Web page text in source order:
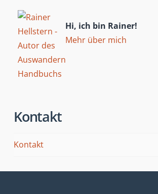
Hi, ich bin Rainer!
Mehr über mich
Kontakt
Kontakt